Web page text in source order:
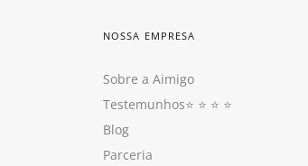
NOSSA EMPRESA
Sobre a Aimigo
Testemunhos⭐️ ⭐️ ⭐️ ⭐️
Blog
Parceria